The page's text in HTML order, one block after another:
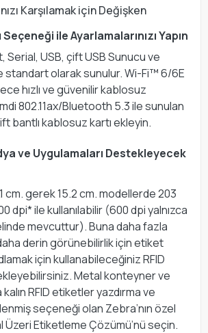
Karşılamak için Değişken
ile Ayarlamalarınızı Yapın
USB, çift USB Sunucu ve
standart olarak sunulur. Wi-Fi™ 6/6E
hızlı ve güvenilir kablosuz
802.11ax/Bluetooth 5.3 ile sunulan
bantlı kablosuz kartı ekleyin.
ve Uygulamaları Destekleyecek
cm. gerek 15.2 cm. modellerde 203
dpi* ile kullanılabilir (600 dpi yalnızca
mevcuttur). Buna daha fazla
derin görünebilirlik için etiket
için kullanabileceğiniz RFID
Metal konteyner ve
RFID etiketler yazdırma ve
seçeneği olan Zebra’nın özel
Üzeri Etiketleme Çözümü’nü seçin.